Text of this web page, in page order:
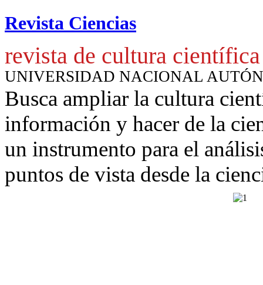
Revista Ciencias
revista de cultura científica
UNIVERSIDAD NACIONAL
Busca ampliar la cultura
información y hacer de la
un instrumento para el
puntos de vista desde la